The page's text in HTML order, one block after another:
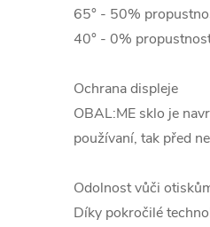
65° - 50%
40° - 0%
Ochrana displeje
OBAL:ME sklo je
používaní, tak před
Odolnost vůči
Díky pokročilé